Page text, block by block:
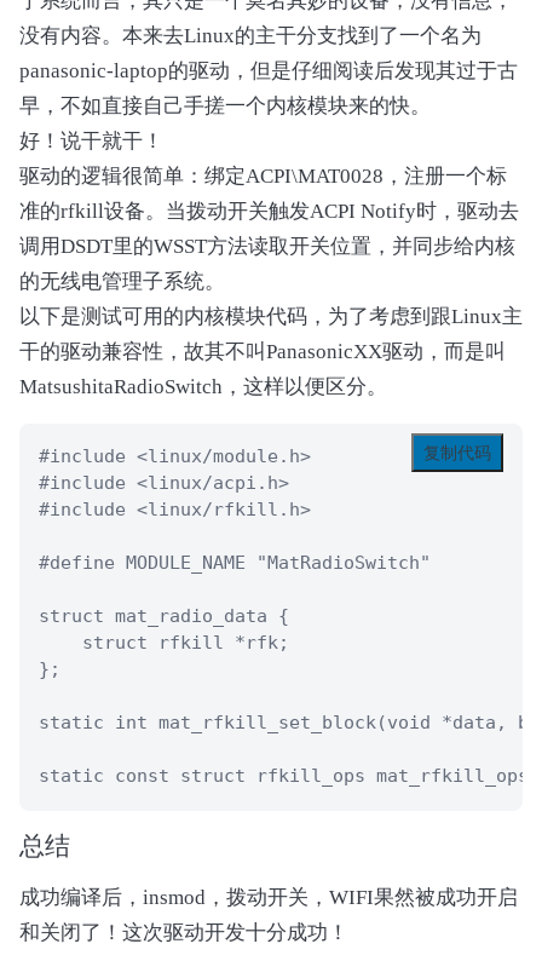
                Return (0x02)
            }
            {
                Acquire (HDMX, 0xFFFF)
                HDAT [HINP] = Arg0
                HINP++
                HINP %= 0x20
                If ((HINP == HOUP))
                {
                    HOUP++
                    HOUP %= 0x20
                }
            Method (HINF, 0, Serialized)
            {
                If ((HINP == HOUP))
                    Local0 = Zero
                }
                Else
Local0 = DerefOf (HDAT
                    HOUP %= 0x20
                Local1 = (HINP != HOUP)
                Release (HDMX)
                {
没有内容。本来去Linux的主干分支找到了一个名为
panasonic-laptop的驱动，但是仔细阅读后发现其过于古
早，不如直接自己手搓一个内核模块来的快。
好！说干就干！
驱动的逻辑很简单：绑定ACPI\MAT0028，注册一个标
准的rfkill设备。当拨动开关触发ACPI Notify时，驱动去
调用DSDT里的WSST方法读取开关位置，并同步给内核
的无线电管理子系统。
以下是测试可用的内核模块代码，为了考虑到跟Linux主
干的驱动兼容性，故其不叫PanasonicXX驱动，而是叫
MatsushitaRadioSwitch，这样以便区分。
复制代码
#include <linux/module.h>
#include <linux/acpi.h>
#include <linux/rfkill.h>
#define MODULE_NAME "MatRadioSwitch"
struct mat_radio_data {
    struct rfkill *rfk;
};
static int mat_rfkill_set_block(void *data,
static const struct rfkill_ops mat_rfkill_ops
static void mat_update_status(struct
    unsigned long long result = 0;
if
        rfkill_set_hw_state(rfk, !result);
}
总结
成功编译后，insmod，拨动开关，WIFI果然被成功开启
和关闭了！这次驱动开发十分成功！